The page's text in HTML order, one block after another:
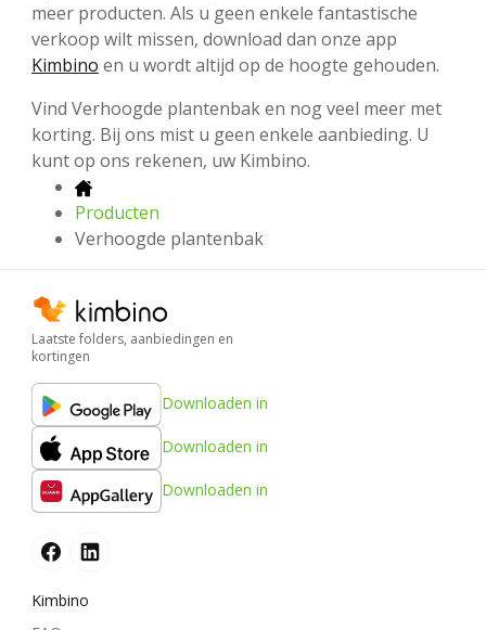
meer producten. Als u geen enkele fantastische
verkoop wilt missen, download dan onze app
Kimbino en u wordt altijd op de hoogte gehouden.
Vind Verhoogde plantenbak en nog veel meer met
korting. Bij ons mist u geen enkele aanbieding. U
kunt op ons rekenen, uw Kimbino.
Producten
Verhoogde plantenbak
Laatste folders, aanbiedingen en
kortingen
Downloaden in
Downloaden in
Downloaden in
Kimbino